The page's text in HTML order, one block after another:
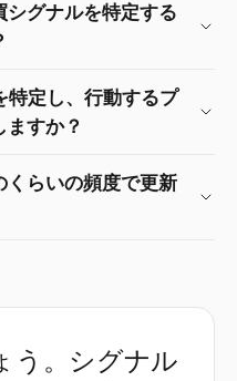
グナルを特定する
特定し、行動するプ
すか？
くらいの頻度で更新
う。シグナル